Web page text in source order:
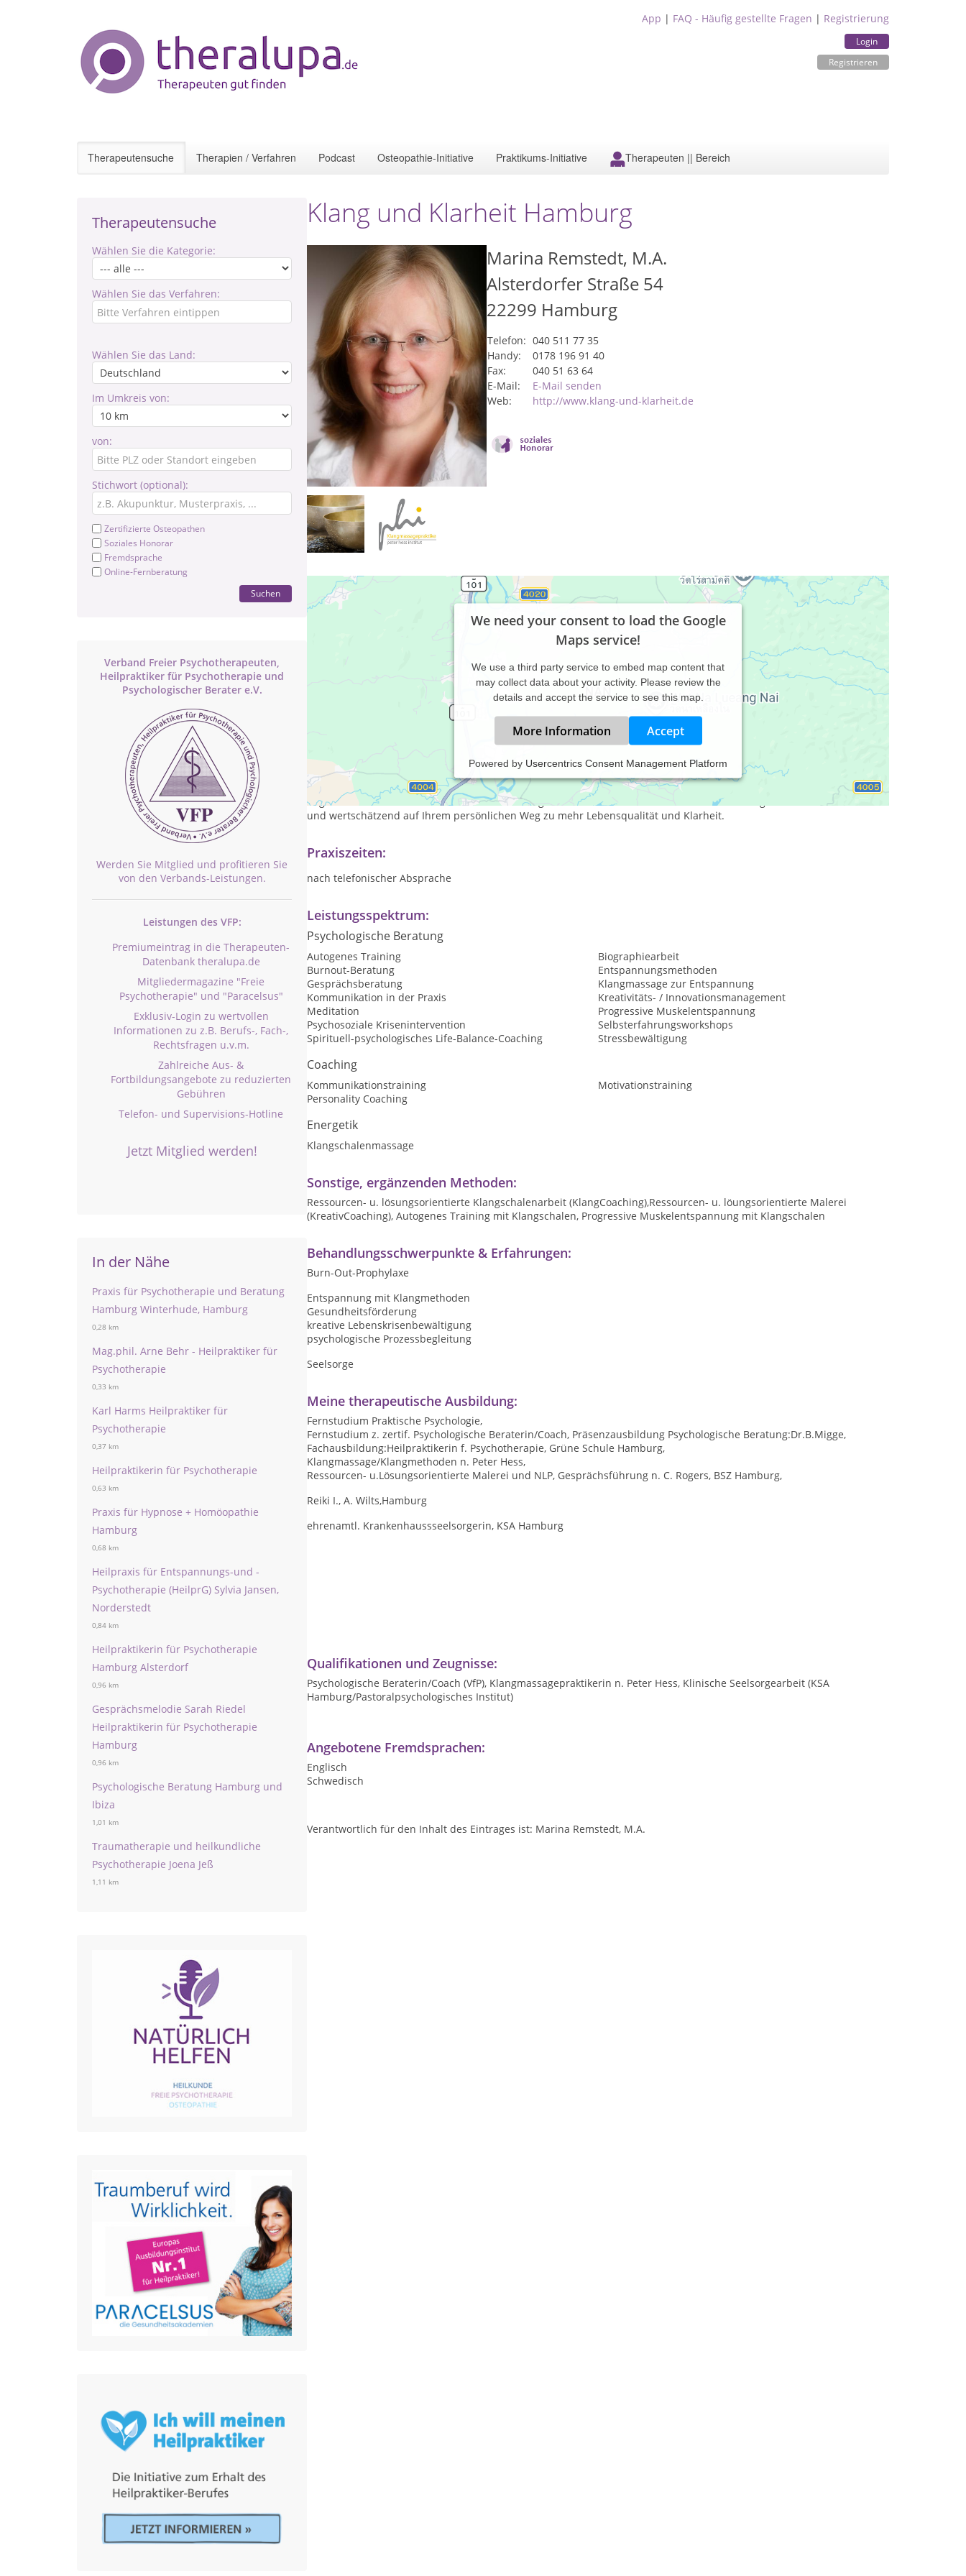
App | FAQ - Häufig gestellte Fragen | Registrierung
Login
Registrieren
Therapeutensuche Therapien / Verfahren Podcast Osteopathie-Initiative Praktikums-Initiative Therapeuten || Bereich
Therapeutensuche
Wählen Sie die Kategorie:
Wählen Sie das Verfahren:
Wählen Sie das Land:
Im Umkreis von:
von:
Stichwort (optional):
Zertifizierte Osteopathen
Soziales Honorar
Fremdsprache
Online-Fernberatung
Suchen
Verband Freier Psychotherapeuten,
Heilpraktiker für Psychotherapie und
Psychologischer Berater e.V.
Werden Sie Mitglied und profitieren Sie
von den Verbands-Leistungen.
Leistungen des VFP:
Premiumeintrag in die Therapeuten-
Datenbank theralupa.de
Mitgliedermagazine "Freie
Psychotherapie" und "Paracelsus"
Exklusiv-Login zu wertvollen
Informationen zu z.B. Berufs-, Fach-,
Rechtsfragen u.v.m.
Zahlreiche Aus- &
Fortbildungsangebote zu reduzierten
Gebühren
Telefon- und Supervisions-Hotline
Jetzt Mitglied werden!
In der Nähe
Praxis für Psychotherapie und Beratung
Hamburg Winterhude, Hamburg
0,28 km
Mag.phil. Arne Behr - Heilpraktiker für
Psychotherapie
0,33 km
Karl Harms Heilpraktiker für
Psychotherapie
0,37 km
Heilpraktikerin für Psychotherapie
0,63 km
Praxis für Hypnose + Homöopathie
Hamburg
0,68 km
Heilpraxis für Entspannungs-und -
Psychotherapie (HeilprG) Sylvia Jansen,
Norderstedt
0,84 km
Heilpraktikerin für Psychotherapie
Hamburg Alsterdorf
0,96 km
Gesprächsmelodie Sarah Riedel
Heilpraktikerin für Psychotherapie
Hamburg
0,96 km
Psychologische Beratung Hamburg und
Ibiza
1,01 km
Traumatherapie und heilkundliche
Psychotherapie Joena Jeß
1,11 km
Klang und Klarheit Hamburg
Marina Remstedt, M.A.
Alsterdorfer Straße 54
22299 Hamburg
Telefon: 040 511 77 35
Handy:
0178 196 91 40
Fax:
040 51 63 64
E-Mail:
E-Mail senden
Web:
http://www.klang-und-klarheit.de
We need your consent to load the Google
Maps service!
We use a third party service to embed map content that
may collect data about your activity. Please review the
details and accept the service to see this map.
More Information Accept
Powered by Usercentrics Consent Management Platform
Marina Remstedt, M.A. verheiratet, 3 erwachsene Kinder
selbstständig als Klangmassagepraktikerin und zertif. Psychologische Beraterin/Coach in eigenen Räumen. Gern
begleite und unterstütze ich Sie mit meinem Angebot individuell und an Ihren Wünschen ausgerichtet zielorientiert
und wertschätzend auf Ihrem persönlichen Weg zu mehr Lebensqualität und Klarheit.
Praxiszeiten:
nach telefonischer Absprache
Leistungsspektrum:
Psychologische Beratung
Autogenes Training
Biographiearbeit
Burnout-Beratung
Entspannungsmethoden
Gesprächsberatung
Klangmassage zur Entspannung
Kommunikation in der Praxis
Kreativitäts- / Innovationsmanagement
Meditation
Progressive Muskelentspannung
Psychosoziale Krisenintervention
Selbsterfahrungsworkshops
Spirituell-psychologisches Life-Balance-Coaching
Stressbewältigung
Coaching
Kommunikationstraining
Motivationstraining
Personality Coaching
Energetik
Klangschalenmassage
Sonstige, ergänzenden Methoden:
Ressourcen- u. lösungsorientierte Klangschalenarbeit (KlangCoaching),Ressourcen- u. löungsorientierte Malerei
(KreativCoaching), Autogenes Training mit Klangschalen, Progressive Muskelentspannung mit Klangschalen
Behandlungsschwerpunkte & Erfahrungen:
Burn-Out-Prophylaxe
Entspannung mit Klangmethoden
Gesundheitsförderung
kreative Lebenskrisenbewältigung
psychologische Prozessbegleitung
Seelsorge
Meine therapeutische Ausbildung:
Fernstudium Praktische Psychologie,
Fernstudium z. zertif. Psychologische Beraterin/Coach, Präsenzausbildung Psychologische Beratung:Dr.B.Migge,
Fachausbildung:Heilpraktikerin f. Psychotherapie, Grüne Schule Hamburg,
Klangmassage/Klangmethoden n. Peter Hess,
Ressourcen- u.Lösungsorientierte Malerei und NLP, Gesprächsführung n. C. Rogers, BSZ Hamburg,
Reiki I., A. Wilts,Hamburg
ehrenamtl. Krankenhaussseelsorgerin, KSA Hamburg
Qualifikationen und Zeugnisse:
Psychologische Beraterin/Coach (VfP), Klangmassagepraktikerin n. Peter Hess, Klinische Seelsorgearbeit (KSA
Hamburg/Pastoralpsychologisches Institut)
Angebotene Fremdsprachen:
Englisch
Schwedisch
Verantwortlich für den Inhalt des Eintrages ist: Marina Remstedt, M.A.